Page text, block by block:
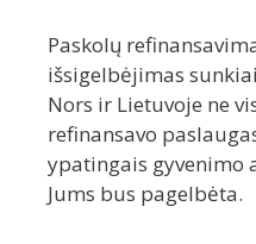
Paskolų
išsigelbėjimas
Nors ir Lietuvoje ne
refinansavo
ypatingais gyvenimo
Jums bus pagelbėta.